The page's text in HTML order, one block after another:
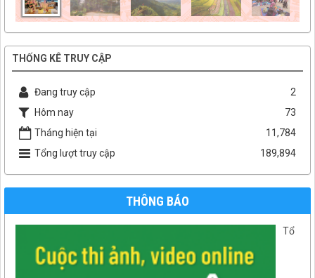
THỐNG KÊ TRUY CẬP
Đang truy cập
2
Hôm nay
73
Tháng hiện tại
11,784
Tổng lượt truy cập
189,894
THÔNG BÁO
Tổ